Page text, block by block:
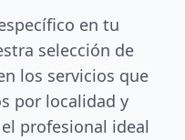
en tu
selección de
los servicios que
por localidad y
profesional ideal